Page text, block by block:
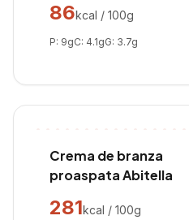
86kcal / 100g
P: 9gC: 4.1gG: 3.7g
Crema de branza
proaspata Abitella
281kcal / 100g